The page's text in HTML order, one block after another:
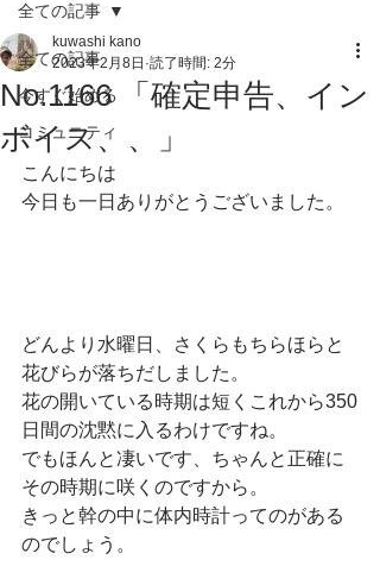
全ての記事
今すぐ始める
コミュニティ
全ての記事
No.1166 「確定申告、イン
ボイス、、」
kuwashi kano
2023年2月8日 読了時間: 2分
こんにちは
今日も一日ありがとうございました。
どんより水曜日、さくらもちらほらと
花びらが落ちだしました。
花の開いている時期は短くこれから350
日間の沈黙に入るわけですね。
でもほんと凄いです、ちゃんと正確に
その時期に咲くのですから。
きっと幹の中に体内時計ってのがある
のでしょう。